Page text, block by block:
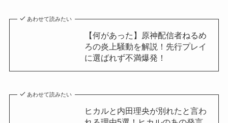
あわせて読みたい
【何があった】原神配信者ねるめ
ろの炎上騒動を解説！先行プレイ
に選ばれず不満爆発！
あわせて読みたい
ヒカルと内田理央が別れたと言わ